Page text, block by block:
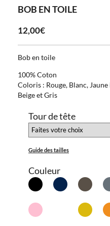
BOB EN TOILE
12,00€
Bob en toile
100% Coton
Coloris : Rouge, Blanc,
Beige et Gris
Tour de tête
Guide des tailles
Couleur